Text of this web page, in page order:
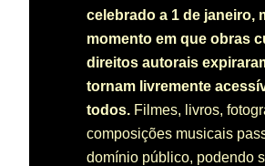
celebrado a 1 de janeiro,
momento em que obras
direitos autorais
tornam livremente
todos. Filmes, livros,
composições musicais
domínio público, podendo